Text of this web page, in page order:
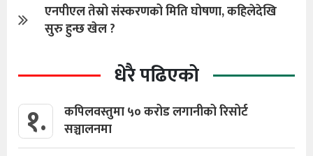
एनपीएल तेस्रो संस्करणको मिति घोषणा, कहिलेदेखि
सुरु हुन्छ खेल ?
धेरै पढिएको
१.
कपिलवस्तुमा ५० करोड लगानीको रिसोर्ट
सञ्चालनमा